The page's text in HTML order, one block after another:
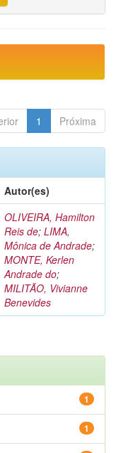
1 Próxima
Autor(es)
OLIVEIRA, Hamilton
Reis de; LIMA,
Mônica de Andrade;
MONTE, Kerlen
Andrade do;
MILITÃO, Vivianne
Benevides
1
1